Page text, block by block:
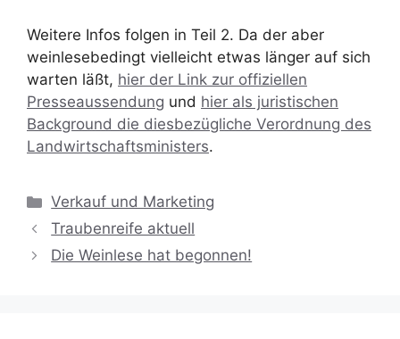
Weitere Infos folgen in Teil 2. Da der aber
weinlesebedingt vielleicht etwas länger auf sich
warten läßt, hier der Link zur offiziellen
Presseaussendung und hier als juristischen
Background die diesbezügliche Verordnung des
Landwirtschaftsministers.
Kategorien
Verkauf und Marketing
Traubenreife aktuell
Die Weinlese hat begonnen!